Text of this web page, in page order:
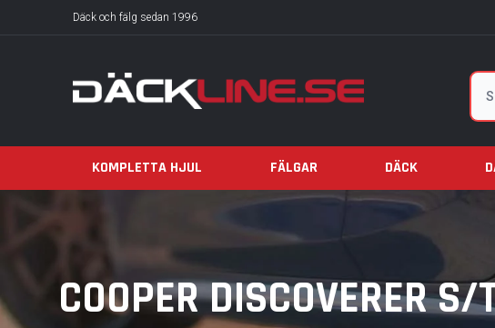
Däck och fälg sedan 1996
Sök
KOMPLETTA HJUL FÄLGAR DÄCK
COOPER DISCOVERER